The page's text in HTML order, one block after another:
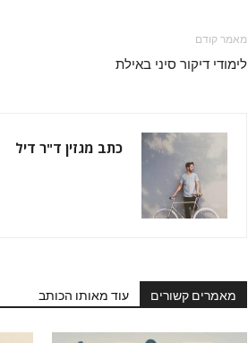
מאמר קודם
לימודי דיקור סיני באילת
כתב מגזין ד"ר דיל
מאמרים קשורים עוד מאותו הכותב